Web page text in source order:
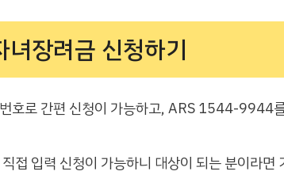
녀장려금 신청하기
호로 간편 신청이 가능하고, ARS 1544-9944
접 입력 신청이 가능하니 대상이 되는 분이라면